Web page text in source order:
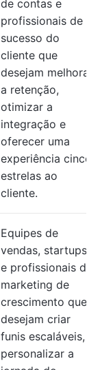
de contas e
profissionais de
sucesso do
cliente que
desejam melhorar
a retenção,
otimizar a
integração e
oferecer uma
experiência cinco
estrelas ao
cliente.
Equipes de
vendas, startups
e profissionais de
marketing de
crescimento que
desejam criar
funis escaláveis,
personalizar a